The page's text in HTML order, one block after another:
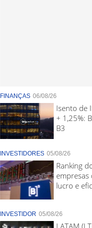
FINANÇAS 06/08/26
Isento de
+ 1,25%:
B3
INVESTIDORES 05/08/26
Ranking
empresas
lucro e
INVESTIDOR 05/08/26
LATAM